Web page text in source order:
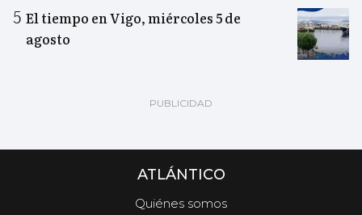
El tiempo en Vigo, miércoles 5 de
agosto
ATLÁNTICO
Quiénes somos